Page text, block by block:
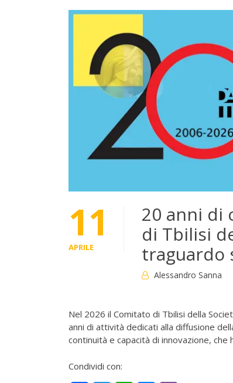
11
APRILE
20 anni di
di Tbilisi
traguardo
Alessandro Sanna
Nel 2026 il Comitato di Tbilisi della
anni di attività dedicati alla diffusione
continuità e capacità di innovazione,
Condividi con: